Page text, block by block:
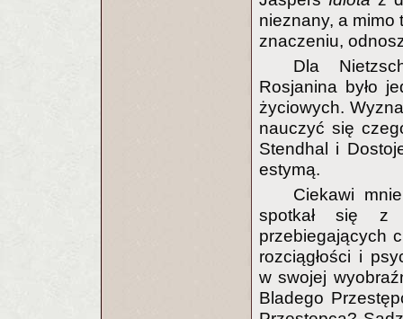
nieznany, a mimo
znaczeniu,
Dla
Rosjanina było
życiowych.
nauczyć się
Stendhal i
estymą.
Ciekawi
spotkał się z
przebiegających
rozciągłości i
w swojej
Bladego